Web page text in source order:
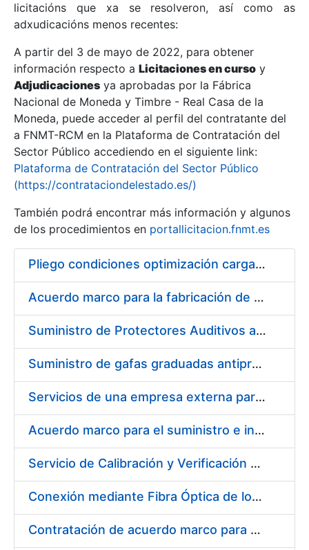
Mostrar/Ocultar
Mostrar/Ocultar
Mostrar/Ocultar
Mostrar/Ocultar
licitacións que xa se resolveron, así como as
adxudicacións menos recentes:
A partir del 3 de mayo de 2022, para obtener
información respecto a Licitaciones en curso y
Adjudicaciones ya aprobadas por la Fábrica
Nacional de Moneda y Timbre - Real Casa de la
Moneda, puede acceder al perfil del contratante del
a FNMT-RCM en la Plataforma de Contratación del
Sector Público accediendo en el siguiente link:
Plataforma de Contratación del Sector Público
(https://contrataciondelestado.es/)
También podrá encontrar más información y algunos
de los procedimientos en portallicitacion.fnmt.es
Pliego condiciones optimización cargas compras firmado
Acuerdo marco para la fabricación de piezas
Suministro de Protectores Auditivos a medida para las personas trabajadoras de los Centros de Trabajo de Madrid y Burgos
Suministro de gafas graduadas antiproyecciones para los trabajadores de la FNMT-RCM en los centros de trabajo de Madrid y Burgos
Servicios de una empresa externa para el asesoramiento y resolución de los recursos de alzada que se presentan relacionados con procesos de selección para la FNMT-RCM
Acuerdo marco para el suministro e instalación de persianas, estores y otros complementos
Servicio de Calibración y Verificación Externa de los Equipos de Medición del Servicio de Prevención de la FNMT-RCM
Conexión mediante Fibra Óptica de los Centros de Proceso de Datos (CPDs) de las sedes de la FNMT-RCM de Burgos y Madrid
Contratación de acuerdo marco para el Suministro de Material de Electricidad para la Fábrica Nacional de Moneda y Timbre-Real Casa de la Moneda en su centro de trabajo de Burgos